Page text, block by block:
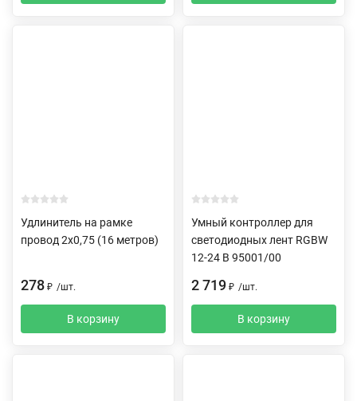
Удлинитель на рамке
провод 2х0,75 (16 метров)
278 ₽ /шт.
В корзину
Умный контроллер для
светодиодных лент RGBW
12-24 В 95001/00
2 719 ₽ /шт.
В корзину